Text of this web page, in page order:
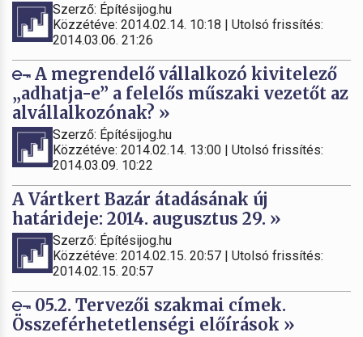
Szerző: Építésijog.hu
Közzétéve: 2014.02.14. 10:18 | Utolsó frissítés:
2014.03.06. 21:26
A megrendelő vállalkozó kivitelező
„adhatja-e” a felelős műszaki vezetőt az
alvállalkozónak? »
Szerző: Építésijog.hu
Közzétéve: 2014.02.14. 13:00 | Utolsó frissítés:
2014.03.09. 10:22
A Vártkert Bazár átadásának új
határideje: 2014. augusztus 29. »
Szerző: Építésijog.hu
Közzétéve: 2014.02.15. 20:57 | Utolsó frissítés:
2014.02.15. 20:57
05.2. Tervezői szakmai címek.
Összeférhetetlenségi előírások »